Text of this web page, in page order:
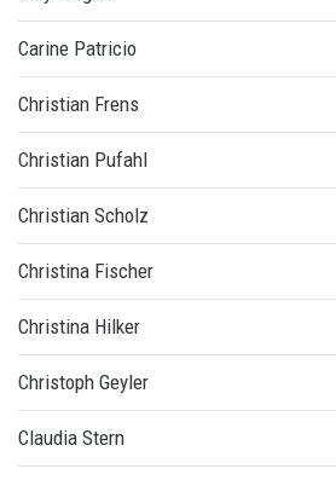
Carine Patricio
Christian Frens
Christian Pufahl
Christian Scholz
Christina Fischer
Christina Hilker
Christoph Geyler
Claudia Stern